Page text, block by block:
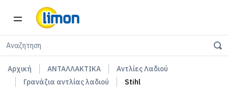
Αρχική ΑΝΤΑΛΛΑΚΤΙΚΑ
Αντλίες Λαδιού
Γρανάζια αντλίας λαδιού
Stihl